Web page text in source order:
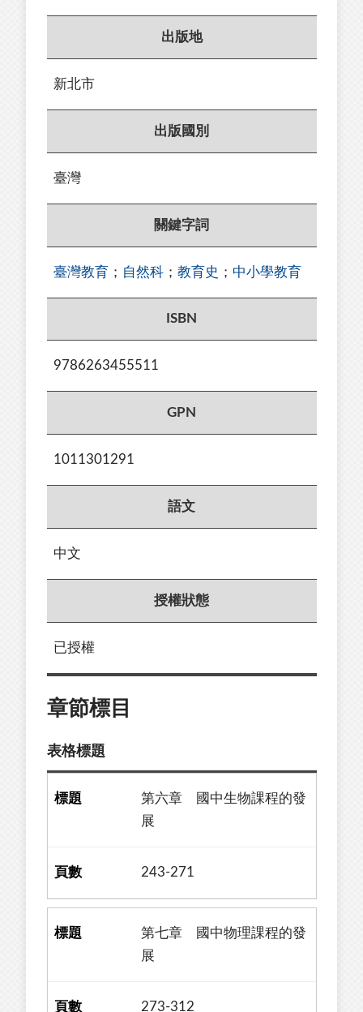
出版地
新北市
出版國別
臺灣
關鍵字詞
臺灣教育 ； 自然科 ； 教育史 ； 中小學教育
ISBN
9786263455511
GPN
1011301291
語文
中文
授權狀態
已授權
章節標目
表格標題
第六章 國中生物課程的發
展
243-271
第七章 國中物理課程的發
展
273-312